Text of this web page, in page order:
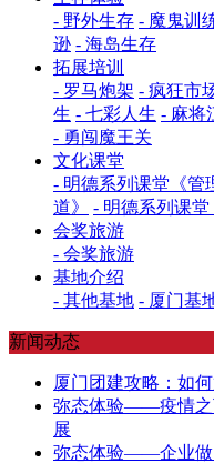
- 野外生存 - 魔鬼训
逊 - 海岛生存
拓展培训
- 罗马炮架 - 疯狂市
生 - 七彩人生 - 麻将
- 勇闯魔王关
文化课堂
- 明德系列课堂《管
道》
- 明德系列课堂
会奖旅游
- 会奖旅游
基地介绍
- 其他基地 - 厦门基
新闻动态
厦门团建攻略：如
弥态体验——疫情之
展
弥态体验——企业做